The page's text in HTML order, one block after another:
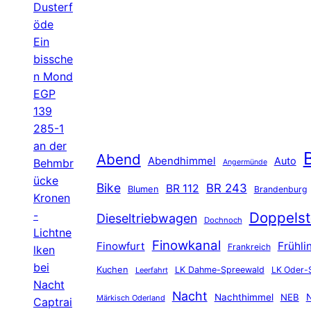
Dusterf
öde
Ein
bissche
n Mond
EGP
139
285-1
an der
Behmbr
ücke
Kronen
-
Lichtne
lken
bei
Nacht
Captrai
Abend Abendhimmel Angermünde Auto
Bike Blumen BR 112 BR 243 Brandenburg
Dieseltriebwagen Dochnoch
Finowfurt Finowkanal Frankreich
Kuchen Leerfahrt LK Dahme-Spreewald LK Oder-
Märkisch Oderland Nacht Nachthimmel NEB